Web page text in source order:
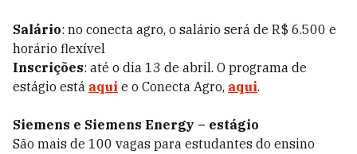
Salário: no conecta agro, o salário será de R$ 6.500 e
horário flexível
Inscrições: até o dia 13 de abril. O programa de
estágio está aqui e o Conecta Agro, aqui.
Siemens e Siemens Energy – estágio
São mais de 100 vagas para estudantes do ensino